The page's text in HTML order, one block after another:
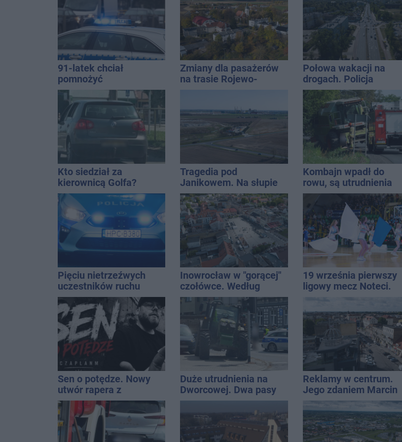
91-latek chciał
pomnożyć
oszczędności. Stracił
ponad 10 tys. zł
Zmiany dla pasażerów
na trasie Rojewo-
Połowa wakacji na
drogach. Policja
podsumowała lipiec
Kto siedział za
kierownicą Golfa?
Kierowca zbiegł po
kolizji
Tragedia pod
Janikowem. Na słupie
energetycznym
znaleziono ciało
mężczyzny
Kombajn wpadł do
rowu, są utrudnienia
Pięciu nietrzeźwych
uczestników ruchu
wpadło w ręce policji.
Rekordzista miał 2,6
promila
Inowrocław w "gorącej"
czołówce. Według
analizy Onetu nasze
miasto jest jednym z
najbardziej narażonych
na upały
19 września pierwszy
ligowy mecz Noteci.
Znamy cały terminarz
Sen o potędze. Nowy
utwór rapera z
Inowrocławia przeciwko
uzależnieniom
Duże utrudnienia na
Dworcowej. Dwa pasy
blokowała przyczepa od
ciągnika
Reklamy w centrum.
Jego zdaniem Marcin
Wroński jest w błędzie
[akt.]